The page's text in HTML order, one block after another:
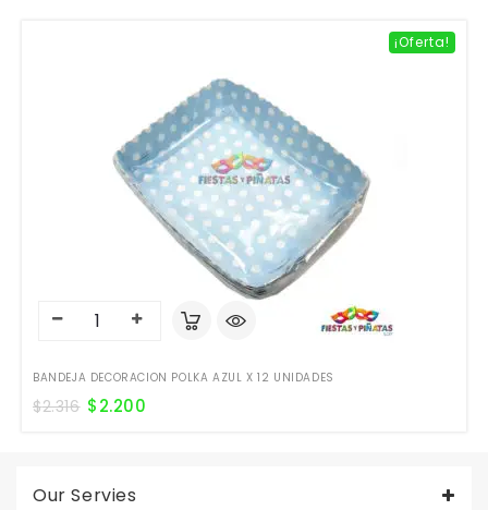
¡Oferta!
BANDEJA DECORACION POLKA AZUL X 12 UNIDADES
$2.316 $2.200
Our Servies